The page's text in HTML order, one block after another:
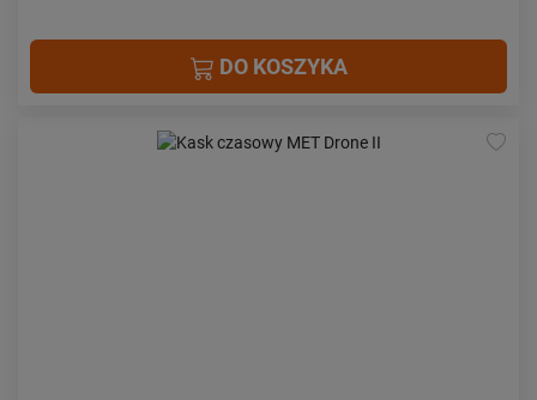
DO KOSZYKA